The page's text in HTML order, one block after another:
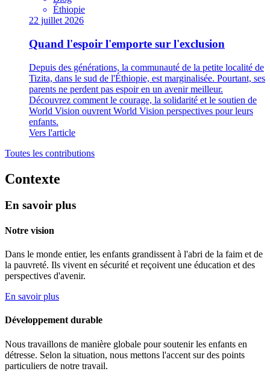
Éthiopie
22 juillet 2026
Quand l'espoir l'emporte sur l'exclusion
Depuis des générations, la communauté de la petite localité de
Tizita, dans le sud de l'Éthiopie, est marginalisée. Pourtant, ses
parents ne perdent pas espoir en un avenir meilleur.
Découvrez comment le courage, la solidarité et le soutien de
World Vision ouvrent World Vision perspectives pour leurs
enfants.
Vers l'article
Toutes les contributions
Contexte
En savoir plus
Notre vision
Dans le monde entier, les enfants grandissent à l'abri de la faim et de
la pauvreté. Ils vivent en sécurité et reçoivent une éducation et des
perspectives d'avenir.
En savoir plus
Développement durable
Nous travaillons de manière globale pour soutenir les enfants en
détresse. Selon la situation, nous mettons l'accent sur des points
particuliers de notre travail.